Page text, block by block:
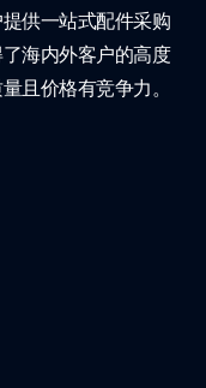
供一站式配件采购
海内外客户的高度
且价格有竞争力。